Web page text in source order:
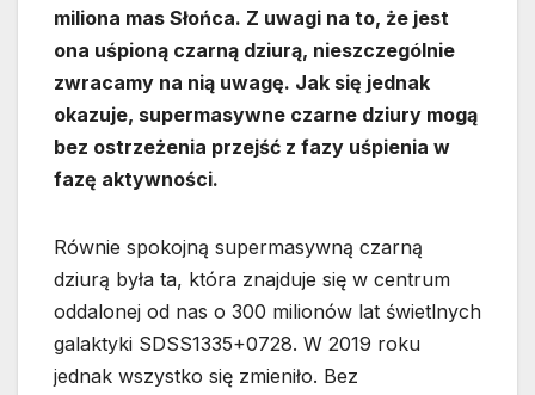
miliona mas Słońca. Z uwagi na to, że jest
ona uśpioną czarną dziurą, nieszczególnie
zwracamy na nią uwagę. Jak się jednak
okazuje, supermasywne czarne dziury mogą
bez ostrzeżenia przejść z fazy uśpienia w
fazę aktywności.
Równie spokojną supermasywną czarną
dziurą była ta, która znajduje się w centrum
oddalonej od nas o 300 milionów lat świetlnych
galaktyki SDSS1335+0728. W 2019 roku
jednak wszystko się zmieniło. Bez